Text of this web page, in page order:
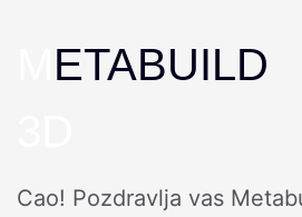
ETABUILD
Cao! Pozdravlja vas